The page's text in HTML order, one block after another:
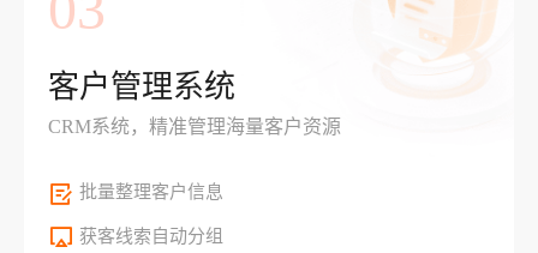
客户管理系统
CRM系统，精准管理海量客户资源
批量整理客户信息
获客线索自动分组